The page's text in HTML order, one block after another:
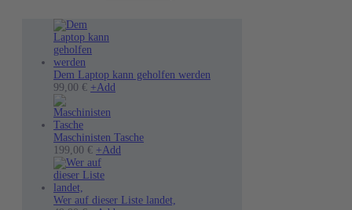
Dem Laptop kann geholfen werden
99,00 € +Add
Varianten
auf.
auf
Maschinisten Tasche
199,00 € +Add
Wer auf dieser Liste landet,